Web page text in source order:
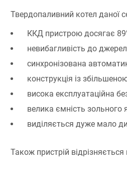
Твердопаливний котел даної
ККД пристрою досягає
невибагливість до
синхронізована
конструкція із
висока експлуатаційна
велика ємність зольного
виділяється дуже мало
Також пристрій